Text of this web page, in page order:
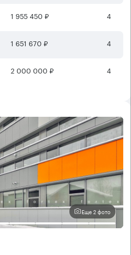
1 955 450 ₽ 4
1 651 670 ₽ 4
2 000 000 ₽ 4
Еще 2 фото